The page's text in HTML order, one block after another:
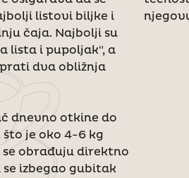
listovi biljke i
čaja. Najbolji su
lista i pupoljak", a
dva obližnja
dnevno otkine do
što je oko 4-6 kg
obrađuju direktno
izbegao gubitak